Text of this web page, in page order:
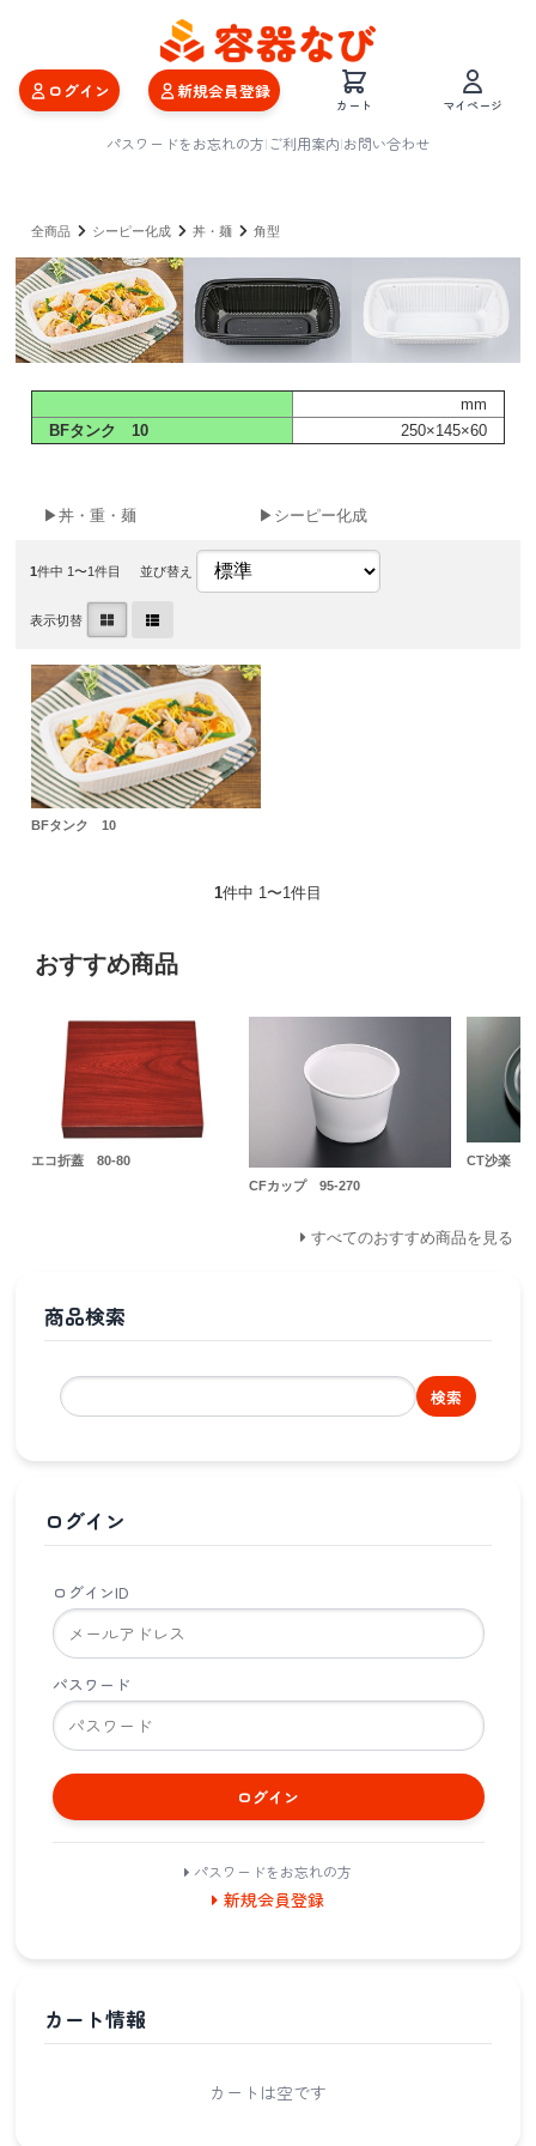
ログイン 新規会員登録
カート マイページ
パスワードをお忘れの方|ご利用案内|お問い合わせ
全商品 シーピー化成 丼・麺 角型
mm
BFタンク 10
250×145×60
▶丼・重・麺 ▶シーピー化成
1件中 1〜1件目 並び替え
表示切替
BFタンク 10
1件中 1〜1件目
おすすめ商品
エコ折蓋 80-80
CFカップ 95-270
CT沙楽
すべてのおすすめ商品を見る
商品検索
検索
ログイン
ログインID
パスワード
ログイン
パスワードをお忘れの方
新規会員登録
カート情報
カートは空です